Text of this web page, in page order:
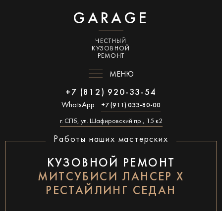
GARAGE
ЧЕСТНЫЙ
КУЗОВНОЙ
РЕМОНТ
МЕНЮ
+7 (812) 920-33-54
WhatsApp: +7 (911) 033-80-00
г. СПб, ул. Шафировский пр., 15 к2
Работы наших мастерских
КУЗОВНОЙ РЕМОНТ
МИТСУБИСИ ЛАНСЕР Х
РЕСТАЙЛИНГ СЕДАН